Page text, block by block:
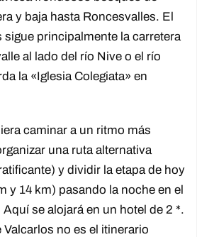
y baja hasta Roncesvalles. El
sigue principalmente la carretera
al lado del río Nive o el río
la «Iglesia Colegiata» en
caminar a un ritmo más
una ruta alternativa
y dividir la etapa de hoy
y 14 km) pasando la noche en el
se alojará en un hotel de 2 *.
Valcarlos no es el itinerario